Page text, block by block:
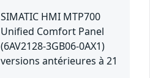
SIMATIC HMI MTP700
Unified Comfort Panel
(6AV2128-3GB06-0AX1)
versions antérieures à 21